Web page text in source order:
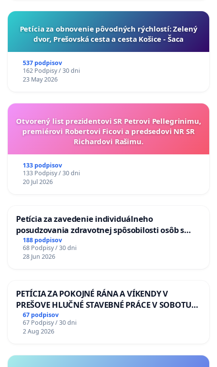
​Petícia za obnovenie pôvodných rýchlostí: Zelený
dvor, Prešovská cesta a cesta Košice - Šaca
537 podpisov
162 Podpisy / 30 dni
23 May 2026
Otvorený list prezidentovi SR Petrovi Pellegrinimu,
premiérovi Robertovi Ficovi a predsedovi NR SR
Richardovi Rašimu.
133 podpisov
133 Podpisy / 30 dni
20 Jul 2026
Petícia za zavedenie individuálneho
posudzovania zdravotnej spôsobilosti osôb s
diabetom 1. a 2. typu pri prijímaní do
Policajného zboru SR
188 podpisov
68 Podpisy / 30 dni
28 Jun 2026
PETÍCIA ZA POKOJNÉ RÁNA A VÍKENDY V
PREŠOVE HLUČNÉ STAVEBNÉ PRÁCE V SOBOTU
LEN OD 9.00 DO 13.00 HOD., CEZ PRACOVNÝ
TÝŽDEŇ CIEĽ 8.00 – 18.00 HOD. A PRAVIDELNÁ
KONTROLA STAVBY C-AREA NA
67 podpisov
67 Podpisy / 30 dni
2 Aug 2026